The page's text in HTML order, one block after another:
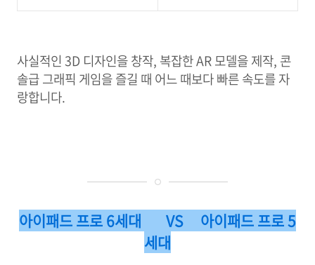
사실적인 3D 디자인을 창작, 복잡한 AR 모델을 제작, 콘
솔급 그래픽 게임을 즐길 때 어느 때보다 빠른 속도를 자
랑합니다.
아이패드 프로 6세대 VS 아이패드 프로 5
세대